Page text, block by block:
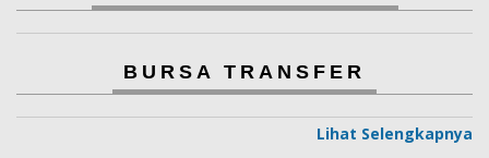
BURSA TRANSFER
Lihat Selengkapnya